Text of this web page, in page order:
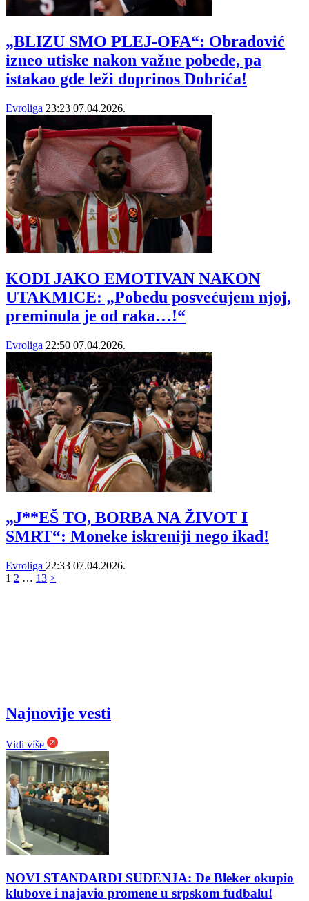
„BLIZU SMO PLEJ-OFA“: Obradović
izneo utiske nakon važne pobede, pa
istakao gde leži doprinos Dobrića!
Evroliga 23:23 07.04.2026.
KODI JAKO EMOTIVAN NAKON
UTAKMICE: „Pobedu posvećujem njoj,
preminula je od raka…!“
Evroliga 22:50 07.04.2026.
„J**EŠ TO, BORBA NA ŽIVOT I
SMRT“: Moneke iskreniji nego ikad!
Evroliga 22:33 07.04.2026.
1 2 … 13 >
Najnovije vesti
Vidi više
NOVI STANDARDI SUĐENJA: De Bleker okupio
klubove i najavio promene u srpskom fudbalu!